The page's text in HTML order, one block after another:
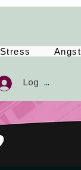
Stress Angst
Log Ind